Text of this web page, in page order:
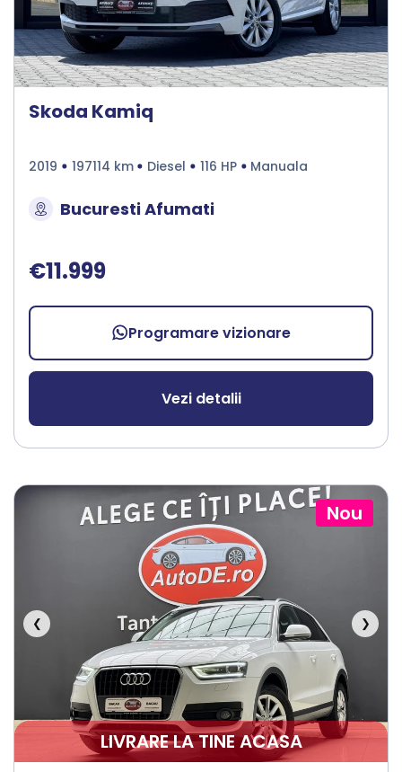
Skoda Kamiq
2019 197114 km Diesel 116 HP Manuala
Bucuresti Afumati
€11.999
Programare vizionare
Vezi detalii
Nou
❮ ❯
LIVRARE LA TINE ACASA